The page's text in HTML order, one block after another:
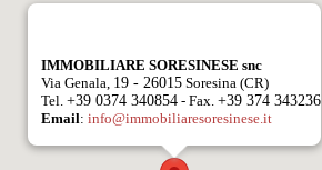
IMMOBILIARE SORESINESE snc
Via Genala, 19 - 26015 Soresina (CR)
Tel. +39 0374 340854 - Fax. +39 374 343236
Email: info@immobiliaresoresinese.it